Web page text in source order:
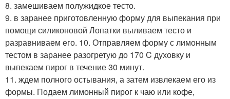
8. замешиваем полужидкое тесто.
9. в заранее приготовленную форму для выпекания при
помощи силиконовой Лопатки выливаем тесто и
разравниваем его. 10. Отправляем форму с лимонным
тестом в заранее разогретую до 170 C духовку и
выпекаем пирог в течение 30 минут.
11. ждем полного остывания, а затем извлекаем его из
формы. Подаем лимонный пирог к чаю или кофе,